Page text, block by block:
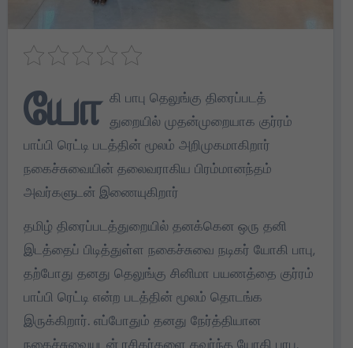
யோ கி பாபு தெலுங்கு திரைப்படத்
துறையில் முதன்முறையாக குர்ரம்
பாப்பி ரெட்டி படத்தின் மூலம் அறிமுகமாகிறார்
நகைச்சுவையின் தலைவராகிய பிரம்மானந்தம்
அவர்களுடன் இணையுகிறார்
தமிழ் திரைப்படத்துறையில் தனக்கென ஒரு தனி
இடத்தைப் பிடித்துள்ள நகைச்சுவை நடிகர் யோகி பாபு,
தற்போது தனது தெலுங்கு சினிமா பயணத்தை குர்ரம்
பாப்பி ரெட்டி என்ற படத்தின் மூலம் தொடங்க
இருக்கிறார். எப்போதும் தனது நேர்த்தியான
நகைச்சுவையுடன் ரசிகர்களை கவர்ந்த யோகி பாபு,